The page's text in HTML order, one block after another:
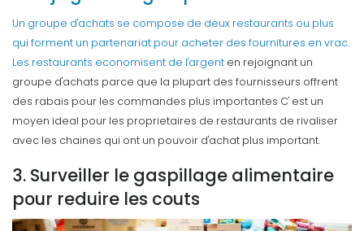
Un groupe d'achats se compose de deux restaurants ou plus
qui forment un partenariat pour acheter des fournitures en vrac.
Les restaurants economisent de l'argent en rejoignant un
groupe d'achats parce que la plupart des fournisseurs offrent
des rabais pour les commandes plus importantes C' est un
moyen ideal pour les proprietaires de restaurants de rivaliser
avec les chaines qui ont un pouvoir d'achat plus important.
3. Surveiller le gaspillage alimentaire
pour reduire les couts